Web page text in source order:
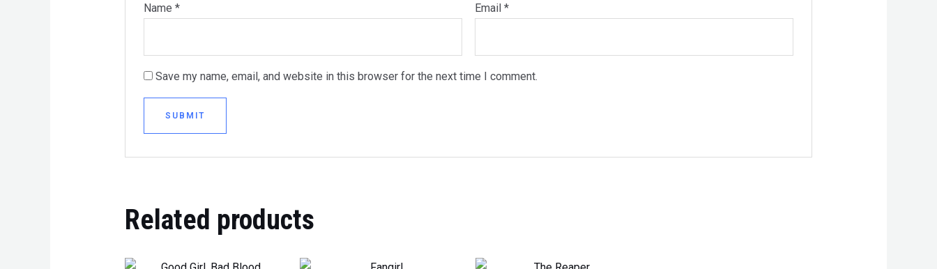
Name* Email*
Save my name, email, and website in this browser for the next time I comment.
Related products